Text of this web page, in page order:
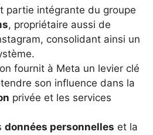
partie intégrante du groupe
, propriétaire aussi de
consolidant ainsi un
fournit à Meta un levier clé
son influence dans la
privée et les services
données personnelles et la